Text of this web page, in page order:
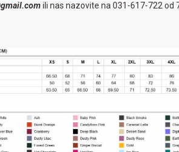
ili nas nazovite na 031-617-722 od